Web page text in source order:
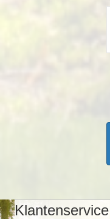
Klantenservice